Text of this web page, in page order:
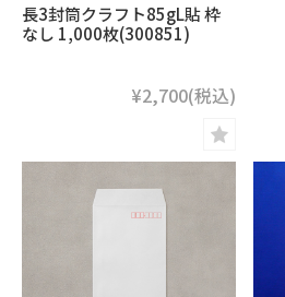
長3封筒クラフト85gL貼 枠
なし 1,000枚(300851)
¥2,700(税込)